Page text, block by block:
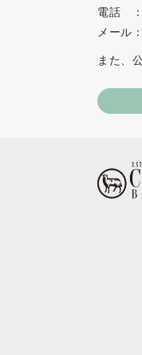
電話
メール
また、